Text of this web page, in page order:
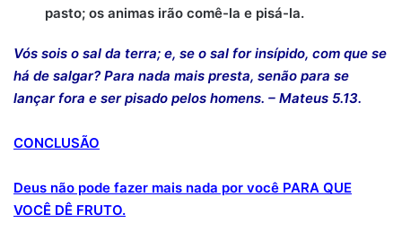
pasto; os animas irão comê-la e pisá-la.
Vós sois o sal da terra; e, se o sal for insípido, com que se
há de salgar? Para nada mais presta, senão para se
lançar fora e ser pisado pelos homens. – Mateus 5.13.
CONCLUSÃO
Deus não pode fazer mais nada por você PARA QUE
VOCÊ DÊ FRUTO.